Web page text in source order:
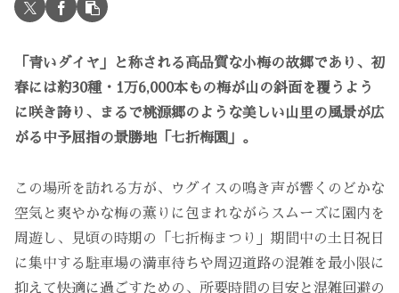
「青いダイヤ」と称される高品質な小梅の故郷であり、初
春には約30種・1万6,000本もの梅が山の斜面を覆うよう
に咲き誇り、まるで桃源郷のような美しい山里の風景が広
がる中予屈指の景勝地「七折梅園」。
この場所を訪れる方が、ウグイスの鳴き声が響くのどかな
空気と爽やかな梅の薫りに包まれながらスムーズに園内を
周遊し、見頃の時期の「七折梅まつり」期間中の土日祝日
に集中する駐車場の満車待ちや周辺道路の混雑を最小限に
抑えて快適に過ごすための、所要時間の目安と混雑回避の